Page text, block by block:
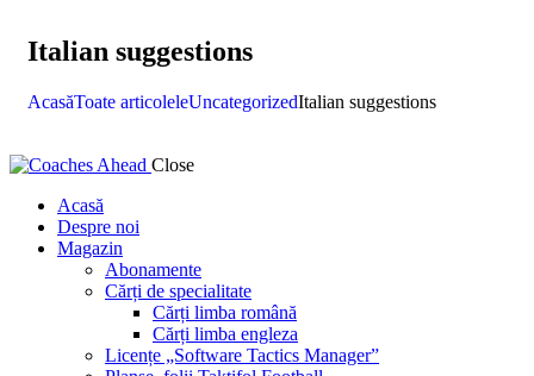
Italian suggestions
AcasăToate articoleleUncategorizedItalian suggestions
Close
Acasă
Despre noi
Magazin
Abonamente
Cărți de specialitate
Cărți limba română
Cărți limba engleza
Licențe „Software Tactics Manager”